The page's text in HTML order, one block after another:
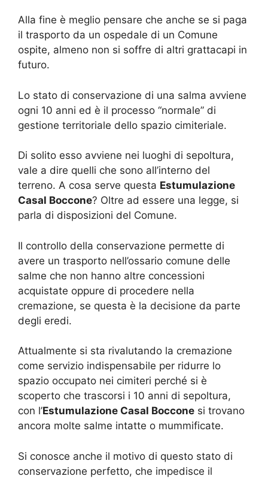
Alla fine è meglio pensare che anche se si paga
il trasporto da un ospedale di un Comune
ospite, almeno non si soffre di altri grattacapi in
futuro.
Lo stato di conservazione di una salma avviene
ogni 10 anni ed è il processo “normale” di
gestione territoriale dello spazio cimiteriale.
Di solito esso avviene nei luoghi di sepoltura,
vale a dire quelli che sono all’interno del
terreno. A cosa serve questa Estumulazione
Casal Boccone? Oltre ad essere una legge, si
parla di disposizioni del Comune.
Il controllo della conservazione permette di
avere un trasporto nell’ossario comune delle
salme che non hanno altre concessioni
acquistate oppure di procedere nella
cremazione, se questa è la decisione da parte
degli eredi.
Attualmente si sta rivalutando la cremazione
come servizio indispensabile per ridurre lo
spazio occupato nei cimiteri perché si è
scoperto che trascorsi i 10 anni di sepoltura,
con l’Estumulazione Casal Boccone si trovano
ancora molte salme intatte o mummificate.
Si conosce anche il motivo di questo stato di
conservazione perfetto, che impedisce il